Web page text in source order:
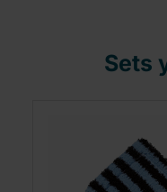
Sets